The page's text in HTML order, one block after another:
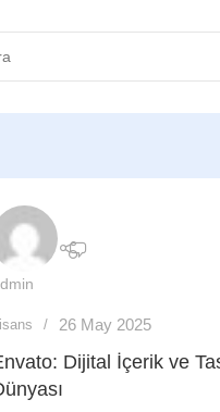
26 May 2025
Dijital İçerik ve